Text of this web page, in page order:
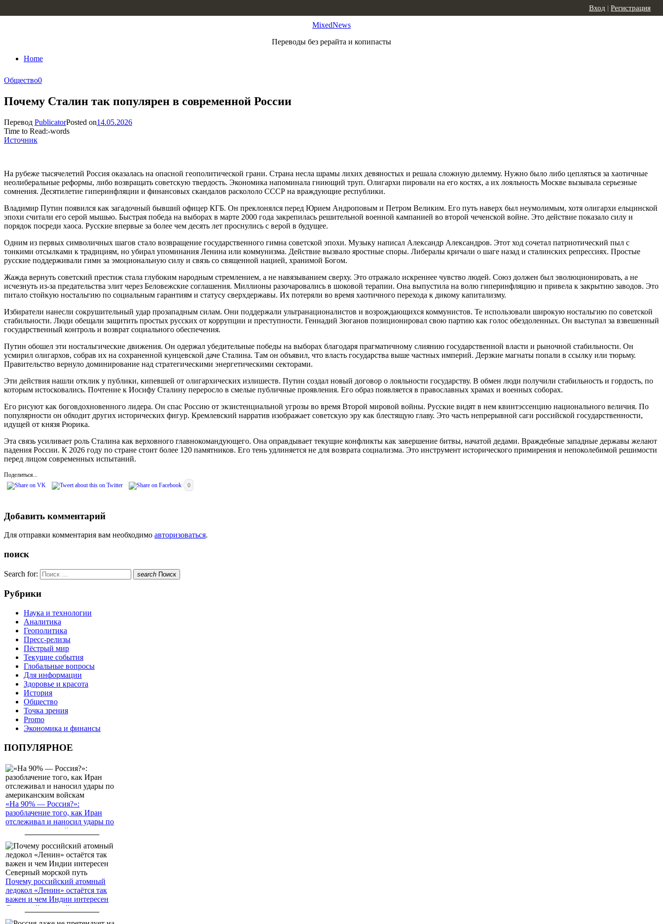
MixedNews
Переводы без рерайта и копипасты
Home
Вход | Регистрация
Общество0
Почему Сталин так популярен в современной России
Перевод PublicatorPosted on14.05.2026
Time to Read:-words
Источник
На рубеже тысячелетий Россия оказалась на опасной геополитической грани. Страна несла шрамы лихих девяностых и решала сложную дилемму. Нужно было либо цепляться за хаотичные
неолиберальные реформы, либо возвращать советскую твердость. Экономика напоминала гниющий труп. Олигархи пировали на его костях, а их лояльность Москве вызывала серьезные
сомнения. Десятилетие гиперинфляции и финансовых скандалов раскололо СССР на враждующие республики.
Владимир Путин появился как загадочный бывший офицер КГБ. Он преклонялся перед Юрием Андроповым и Петром Великим. Его путь наверх был неумолимым, хотя олигархи ельцинской
эпохи считали его серой мышью. Быстрая победа на выборах в марте 2000 года закрепилась решительной военной кампанией во второй чеченской войне. Это действие показало силу и
порядок посреди хаоса. Русские впервые за более чем десять лет проснулись с верой в будущее.
Одним из первых символичных шагов стало возвращение государственного гимна советской эпохи. Музыку написал Александр Александров. Этот ход сочетал патриотический пыл с
тонкими отсылками к традициям, но убирал упоминания Ленина или коммунизма. Действие вызвало яростные споры. Либералы кричали о шаге назад и сталинских репрессиях. Простые
русские поддерживали гимн за эмоциональную силу и связь со священной нацией, хранимой Богом.
Жажда вернуть советский престиж стала глубоким народным стремлением, а не навязыванием сверху. Это отражало искреннее чувство людей. Союз должен был эволюционировать, а не
исчезнуть из-за предательства элит через Беловежские соглашения. Миллионы разочаровались в шоковой терапии. Она выпустила на волю гиперинфляцию и привела к закрытию заводов. Это
питало стойкую ностальгию по социальным гарантиям и статусу сверхдержавы. Их потеряли во время хаотичного перехода к дикому капитализму.
Избиратели нанесли сокрушительный удар прозападным силам. Они поддержали ультранационалистов и возрождающихся коммунистов. Те использовали широкую ностальгию по советской
стабильности. Люди обещали защитить простых русских от коррупции и преступности. Геннадий Зюганов позиционировал свою партию как голос обездоленных. Он выступал за взвешенный
государственный контроль и возврат социального обеспечения.
Путин обошел эти ностальгические движения. Он одержал убедительные победы на выборах благодаря прагматичному слиянию государственной власти и рыночной стабильности. Он
усмирил олигархов, собрав их на сохраненной кунцевской даче Сталина. Там он объявил, что власть государства выше частных империй. Дерзкие магнаты попали в ссылку или тюрьму.
Правительство вернуло доминирование над стратегическими энергетическими секторами.
Эти действия нашли отклик у публики, кипевшей от олигархических излишеств. Путин создал новый договор о лояльности государству. В обмен люди получили стабильность и гордость, по
которым истосковались. Почтение к Иосифу Сталину переросло в смелые публичные проявления. Его образ появляется в православных храмах и военных соборах.
Его рисуют как боговдохновенного лидера. Он спас Россию от экзистенциальной угрозы во время Второй мировой войны. Русские видят в нем квинтэссенцию национального величия. По
популярности он обходит других исторических фигур. Кремлевский нарратив изображает советскую эру как блестящую главу. Это часть непрерывной саги российской государственности,
идущей от князя Рюрика.
Эта связь усиливает роль Сталина как верховного главнокомандующего. Она оправдывает текущие конфликты как завершение битвы, начатой дедами. Враждебные западные державы желают
падения России. К 2026 году по стране стоит более 120 памятников. Его тень удлиняется не для возврата социализма. Это инструмент исторического примирения и непоколебимой решимости
перед лицом современных испытаний.
Поделиться...
0
Добавить комментарий
Для отправки комментария вам необходимо авторизоваться.
поиск
Search for: search Поиск
Рубрики
Наука и технологии
Аналитика
Геополитика
Пресс-релизы
Пёстрый мир
Текущие события
Глобальные вопросы
Для информации
Здоровье и красота
История
Общество
Точка зрения
Promo
Экономика и финансы
ПОПУЛЯРНОЕ
«На 90% — Россия?»:
разоблачение того, как Иран
отслеживал и наносил удары по
американским войскам
Почему российский атомный
ледокол «Ленин» остаётся так
важен и чем Индии интересен
Северный морской путь